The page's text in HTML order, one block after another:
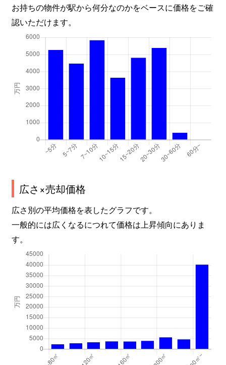
お持ちの物件が駅から何分なのかをベースに価格をご確
認いただけます。
広さ×売却価格
広さ別の平均価格を表したグラフです。
一般的には広くなるにつれて価格は上昇傾向にありま
す。